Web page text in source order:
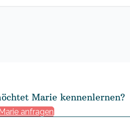
Marie kennenlernen?
anfragen